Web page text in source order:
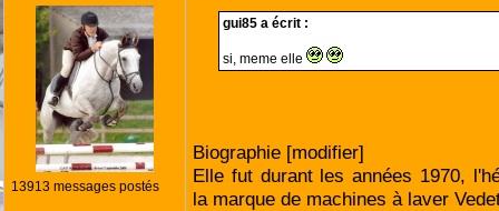
13913 messages postés
gui85 a écrit :
si, meme elle
Biographie [modifier]
Elle fut durant les années 1970,
la marque de machines à laver